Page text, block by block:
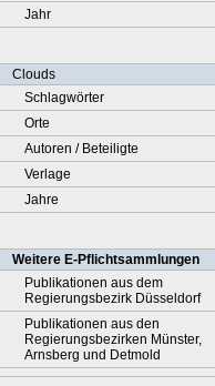
Jahr
Clouds
Schlagwörter
Orte
Autoren / Beteiligte
Verlage
Jahre
Weitere E-Pflichtsammlungen
Publikationen aus dem
Regierungsbezirk Düsseldorf
Publikationen aus den
Regierungsbezirken Münster,
Arnsberg und Detmold